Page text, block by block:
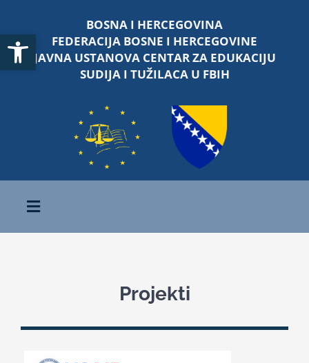
Open toolbar
content
BOSNA I HERCEGOVINA
FEDERACIJA BOSNE I HERCEGOVINE
JAVNA USTANOVA CENTAR ZA EDUKACIJU
SUDIJA I TUŽILACA U FBIH
Toggle
Navigation
O nama
Projekti